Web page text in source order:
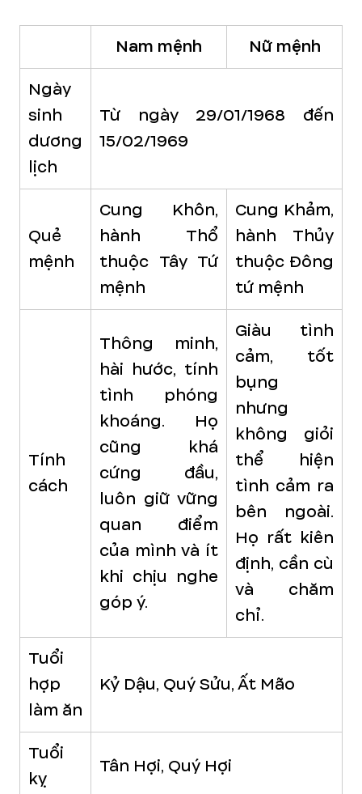
Nam mệnh
Nữ mệnh
Ngày
sinh
dương
lịch
Từ ngày 29/01/1968 đến
15/02/1969
Quẻ
mệnh
Cung Khôn,
hành Thổ
thuộc Tây Tứ
mệnh
Cung Khảm,
hành Thủy
thuộc Đông
tứ mệnh
Tính
cách
Thông minh,
hài hước, tính
tình phóng
khoáng. Họ
cũng khá
cứng đầu,
luôn giữ vững
quan điểm
của mình và ít
khi chịu nghe
góp ý.
Giàu tình
cảm, tốt
bụng
nhưng
không giỏi
thể hiện
tình cảm ra
bên ngoài.
Họ rất kiên
định, cần cù
và chăm
chỉ.
Tuổi
hợp
làm ăn
Kỷ Dậu, Quý Sửu, Ất Mão
Tuổi
kỵ
Tân Hợi, Quý Hợi